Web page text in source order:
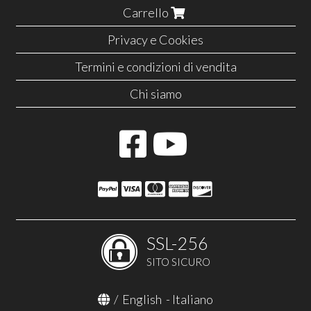
Carrello
Privacy e Cookies
Termini e condizioni di vendita
Chi siamo
SSL-256
SITO SICURO
/ English - Italiano